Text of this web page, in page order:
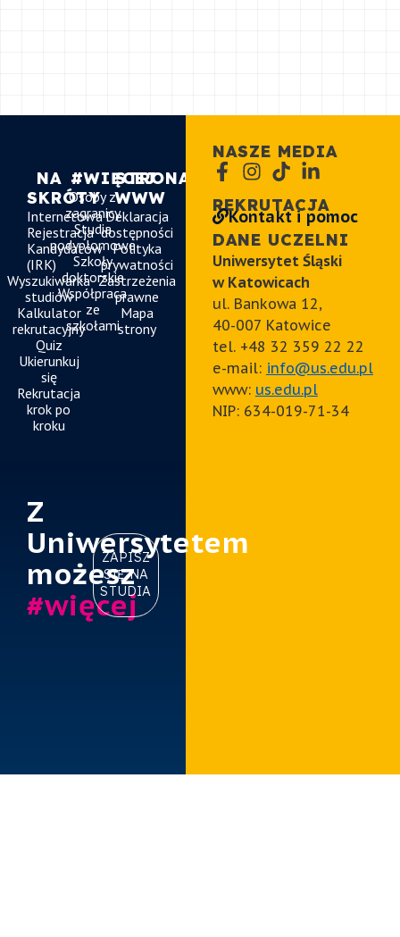
NA
SKRÓTY
Internetowa
Rejestracja
Kandydatów
(IRK)
Wyszukiwarka
studiów
Kalkulator
rekrutacyjny
Quiz
Ukierunkuj
się
Rekrutacja
krok po
kroku
#WIĘCEJ
Osoby z
zagranicy
Studia
podyplomowe
Szkoły
doktorskie
Współpraca
ze
szkołami
STRONA
WWW
Deklaracja
dostępności
Polityka
prywatności
Zastrzeżenia
prawne
Mapa
strony
Z
Uniwersytetem
możesz
#więcej
ZAPISZ
SIĘ NA
STUDIA
NASZE MEDIA
REKRUTACJA
Kontakt i pomoc
DANE UCZELNI
Uniwersytet Śląski
w Katowicach
ul. Bankowa 12,
40-007 Katowice
tel. +48 32 359 22 22
e-mail: info@us.edu.pl
www: us.edu.pl
NIP: 634-019-71-34